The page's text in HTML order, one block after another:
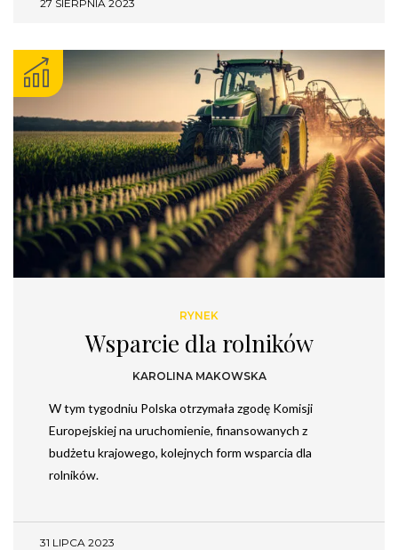
27 SIERPNIA 2023
RYNEK
Wsparcie dla rolników
KAROLINA MAKOWSKA
W tym tygodniu Polska otrzymała zgodę Komisji
Europejskiej na uruchomienie, finansowanych z
budżetu krajowego, kolejnych form wsparcia dla
rolników.
31 LIPCA 2023